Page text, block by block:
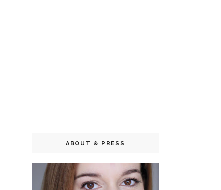
ABOUT & PRESS